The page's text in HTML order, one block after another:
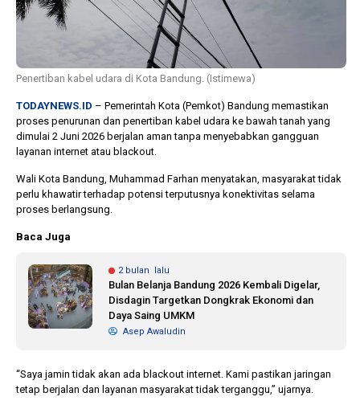
Penertiban kabel udara di Kota Bandung. (Istimewa)
TODAYNEWS.ID – Pemerintah Kota (Pemkot) Bandung memastikan
proses penurunan dan penertiban kabel udara ke bawah tanah yang
dimulai 2 Juni 2026 berjalan aman tanpa menyebabkan gangguan
layanan internet atau blackout.
Wali Kota Bandung, Muhammad Farhan menyatakan, masyarakat tidak
perlu khawatir terhadap potensi terputusnya konektivitas selama
proses berlangsung.
Baca Juga
2 bulan lalu
Bulan Belanja Bandung 2026 Kembali Digelar,
Disdagin Targetkan Dongkrak Ekonomi dan
Daya Saing UMKM
Asep Awaludin
“Saya jamin tidak akan ada blackout internet. Kami pastikan jaringan
tetap berjalan dan layanan masyarakat tidak terganggu,” ujarnya.